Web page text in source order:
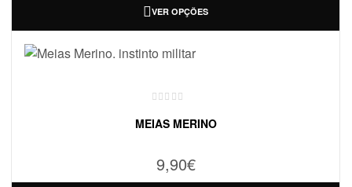
VER OPÇÕES
MEIAS MERINO
9,90€